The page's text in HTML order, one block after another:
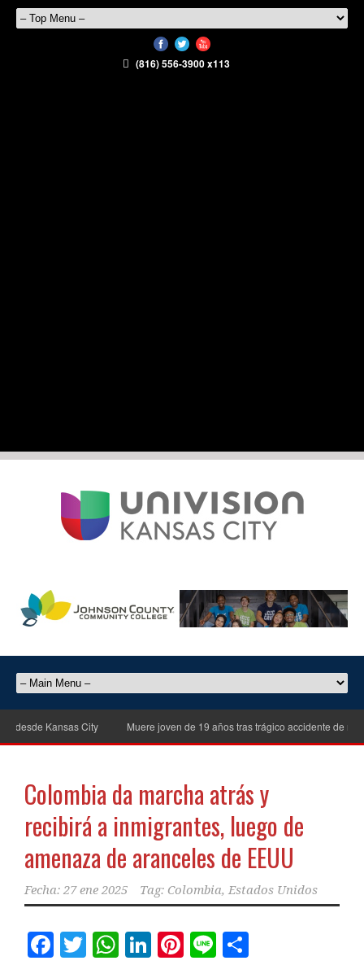
(816) 556-3900 x113
Kansas City Muere joven de 19 años tras trágico accidente de motocicleta
Colombia da marcha atrás y
recibirá a inmigrantes, luego de
amenaza de aranceles de EEUU
Fecha: 27 ene 2025 Tag: Colombia, Estados Unidos
Facebook
Twitter
WhatsApp
LinkedIn
Pinterest
Line